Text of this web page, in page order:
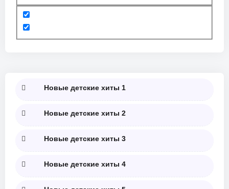
Новые детские хиты 1
Новые детские хиты 2
Новые детские хиты 3
Новые детские хиты 4